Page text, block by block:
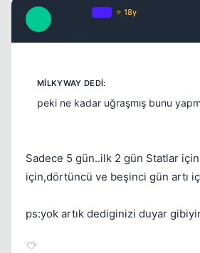
⭐ 18y
peki ne kadar uğraşmış bunu
Sadece 5 gün..ilk 2 gün Statlar
için,dörtüncü ve beşinci gün artı
ps:yok artık dediginizi duyar